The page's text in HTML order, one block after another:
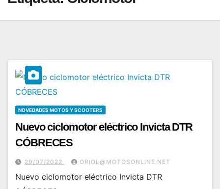
NOVEDADES MOTOS Y SCOOTERS
Nuevo ciclomotor eléctrico Invicta DTR
CÓBRECES
29/07/2022 ORIOL@MOTOSONLINE.NET
Nuevo ciclomotor eléctrico Invicta DTR